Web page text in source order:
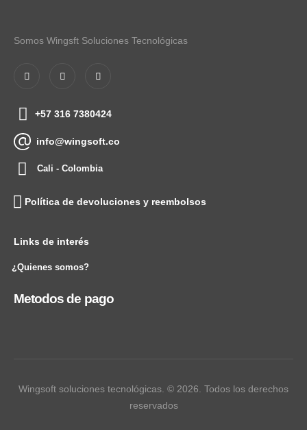
Somos Wingsft Soluciones Tecnológicas
+57 316 7380424
info@wingsoft.co
Cali - Colombia
Política de devoluciones y reembolsos
Links de interés
¿Quienes somos?
Metodos de pago
Wingsoft soluciones tecnológicas. © 2026. Todos los derechos
reservados